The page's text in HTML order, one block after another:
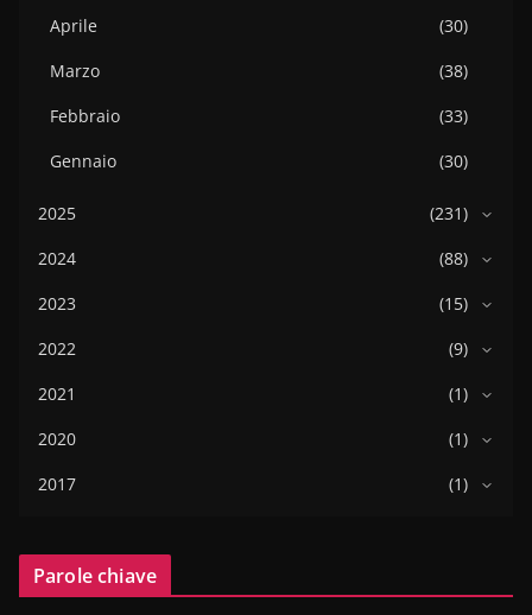
Aprile
(30)
Marzo
(38)
Febbraio
(33)
Gennaio
(30)
2025
(231)
2024
(88)
2023
(15)
2022
(9)
2021
(1)
2020
(1)
2017
(1)
Parole chiave